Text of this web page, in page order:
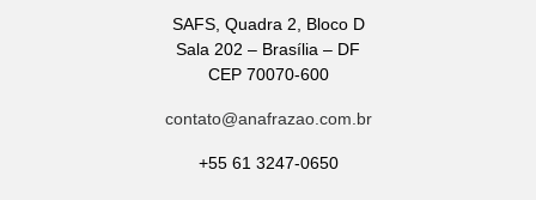
SAFS, Quadra 2, Bloco D
Sala 202 – Brasília – DF
CEP 70070-600
contato@anafrazao.com.br
+55 61 3247-0650